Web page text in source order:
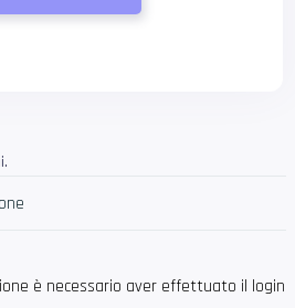
è necessario aver effettuato il login